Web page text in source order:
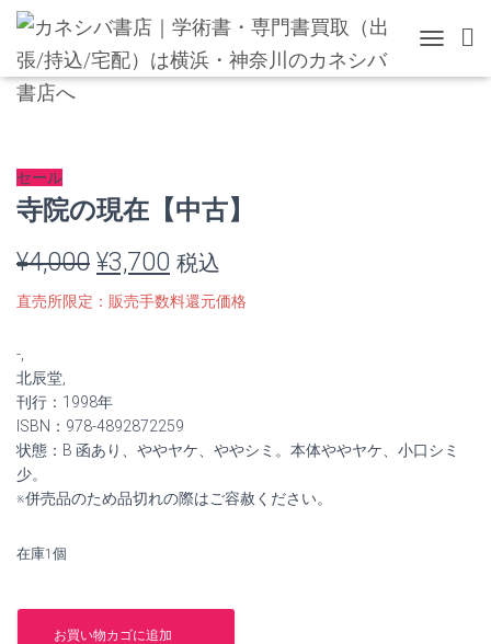
セール
寺院の現在【中古】
¥4,000 元
の
は
¥4,000
で
¥3,700 現
在
格
は
¥3,700
税込
直売所限定：販売手数料還元価格
-,
北辰堂,
刊行：1998年
ISBN：978-4892872259
状態：B 函あり、ややヤケ、ややシミ。本体ややヤケ、小口シミ
少。
※併売品のため品切れの際はご容赦ください。
在庫1個
寺
お買い物カゴに追加